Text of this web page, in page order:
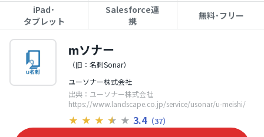
iPad･
タブレット
Salesforce連
携
無料･フリー
mソナー
（旧：名刺Sonar）
ユーソナー株式会社
出典：ユーソナー株式会社
https://www.landscape.co.jp/service/usonar/u-meishi/
★ ★ ★ ★ ★ 3.4（37）